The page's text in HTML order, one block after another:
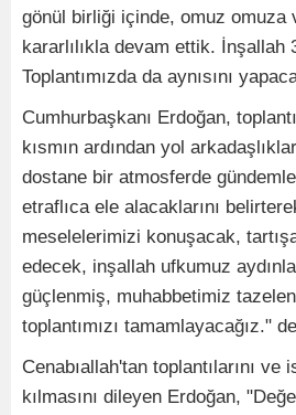
gönül birliği içinde, omuz omuza
kararlılıkla devam ettik. İnşallah
Toplantımızda da aynısını
Cumhurbaşkanı Erdoğan,
kısmın ardından yol
dostane bir atmosferde
etraflıca ele alacaklarını
meselelerimizi konuşacak,
edecek, inşallah ufkumuz
güçlenmiş, muhabbetimiz
toplantımızı tamamlayacağız."
Cenabıallah'tan toplantılarını
kılmasını dileyen Erdoğan,